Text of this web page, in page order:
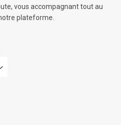
vous accompagnant tout au
plateforme.